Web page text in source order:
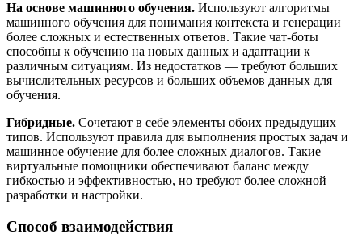
На основе машинного обучения. Используют алгоритмы
машинного обучения для понимания контекста и генерации
более сложных и естественных ответов. Такие чат-боты
способны к обучению на новых данных и адаптации к
различным ситуациям. Из недостатков — требуют больших
вычислительных ресурсов и больших объемов данных для
обучения.
Гибридные. Сочетают в себе элементы обоих предыдущих
типов. Используют правила для выполнения простых задач и
машинное обучение для более сложных диалогов. Такие
виртуальные помощники обеспечивают баланс между
гибкостью и эффективностью, но требуют более сложной
разработки и настройки.
Способ взаимодействия